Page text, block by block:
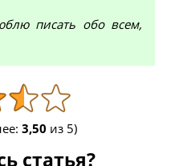
писать обо всем,
3,50 из 5)
статья?